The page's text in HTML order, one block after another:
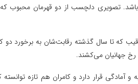
تصویری دلچسب از دو قهرمان محبوب
که تا سال گذشته رقابت‌شان به برخورد دو
رخ جهانیان می‌کشند.
و آمادگی قرار دارد و کامران هم تازه